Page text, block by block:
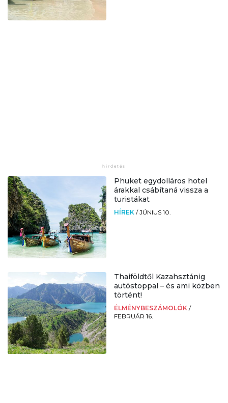
Phuket egydolláros hotel
árakkal csábítaná vissza a
turistákat
HÍREK /JÚNIUS 10.
Thaiföldtől Kazahsztánig
autóstoppal – és ami közben
történt!
ÉLMÉNYBESZÁMOLÓK /
FEBRUÁR 16.